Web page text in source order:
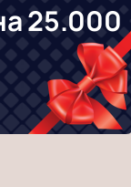
25.000